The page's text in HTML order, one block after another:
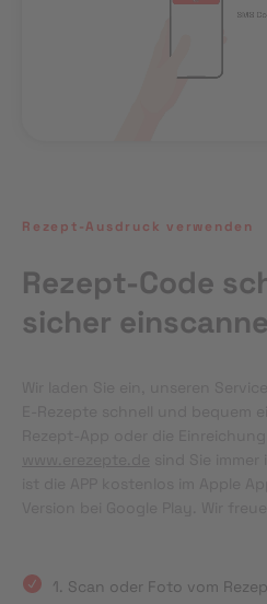
Rezept-Ausdruck verwenden
Rezept-Code
sicher
1. Scan oder Foto vom